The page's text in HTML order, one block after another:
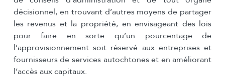
décisionnel, en trouvant d’autres moyens de partager
les revenus et la propriété, en envisageant des lois
pour faire en sorte qu’un pourcentage de
l’approvisionnement soit réservé aux entreprises et
fournisseurs de services autochtones et en améliorant
l’accès aux capitaux.